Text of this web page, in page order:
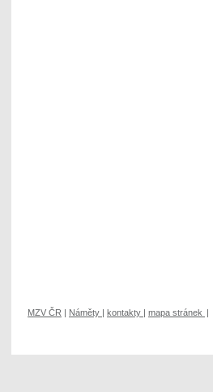
MZV ČR | Náměty | kontakty | mapa stránek |